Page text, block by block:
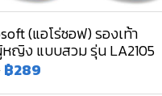
(แอโร่ซอฟ) รองเท้า
ญิง แบบสวม รุ่น LA2105
฿289